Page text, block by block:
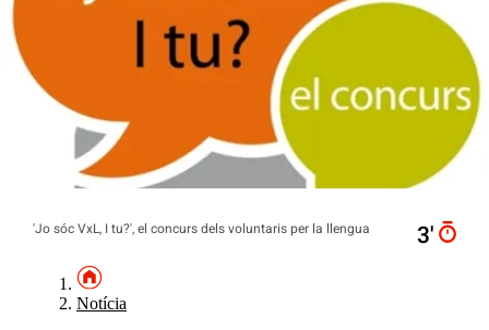
'Jo sóc VxL, I tu?', el concurs dels voluntaris per la llengua 3′
Notícia